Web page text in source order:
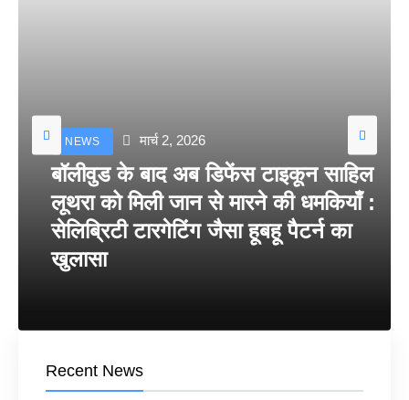
NEWS मार्च 2, 2026
बॉलीवुड के बाद अब डिफेंस टाइकून साहिल
लूथरा को मिली जान से मारने की धमकियाँ :
सेलिब्रिटी टारगेटिंग जैसा हूबहू पैटर्न का
खुलासा
Recent News